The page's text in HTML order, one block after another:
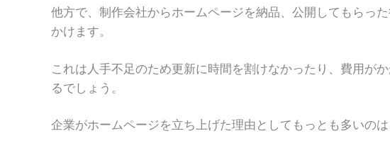
他方で、制作会社からホームページを納品、公開してもらっ
かけます。
これは人手不足のため更新に時間を割けなかったり、費用が
るでしょう。
企業がホームページを立ち上げた理由としてもっとも多いの